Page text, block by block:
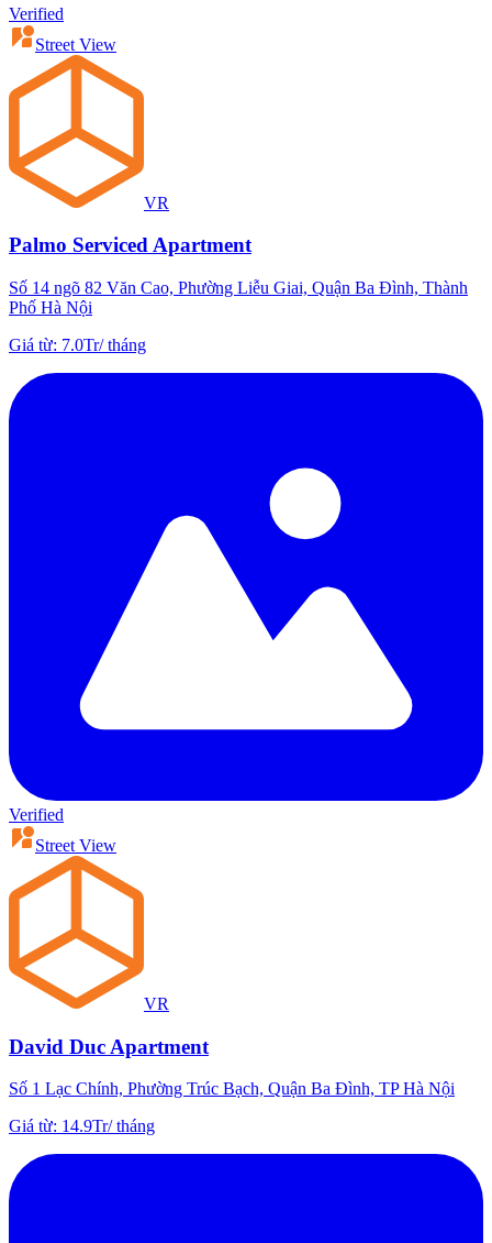
Verified
Street View
VR
Palmo Serviced Apartment
Số 14 ngõ 82 Văn Cao, Phường Liễu Giai, Quận Ba Đình, Thành
Phố Hà Nội
Giá từ: 7.0Tr/tháng
Verified
Street View
VR
David Duc Apartment
Số 1 Lạc Chính, Phường Trúc Bạch, Quận Ba Đình, TP Hà Nội
Giá từ: 14.9Tr/tháng